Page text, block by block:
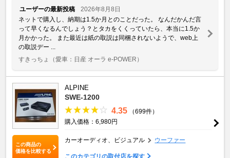
ユーザーの最新投稿
2026年8月8日
ネットで購入し、納期は1.5か月とのことだった。 なんだかんだ言
って早くなるんでしょう？とタカをくくっていたら、本当に1.5か
月かかった。 また最近は紙の取説は同梱されないようで、web上
の取説デー ...
すきっちょ
（愛車：日産 オーラ e-POWER）
この商品の
価格を比較する
ALPINE
SWE-1200
4.35
（699件）
購入価格：6,980円
カーオーディオ、ビジュアル ウーファー
このカテゴリの取付店を探す